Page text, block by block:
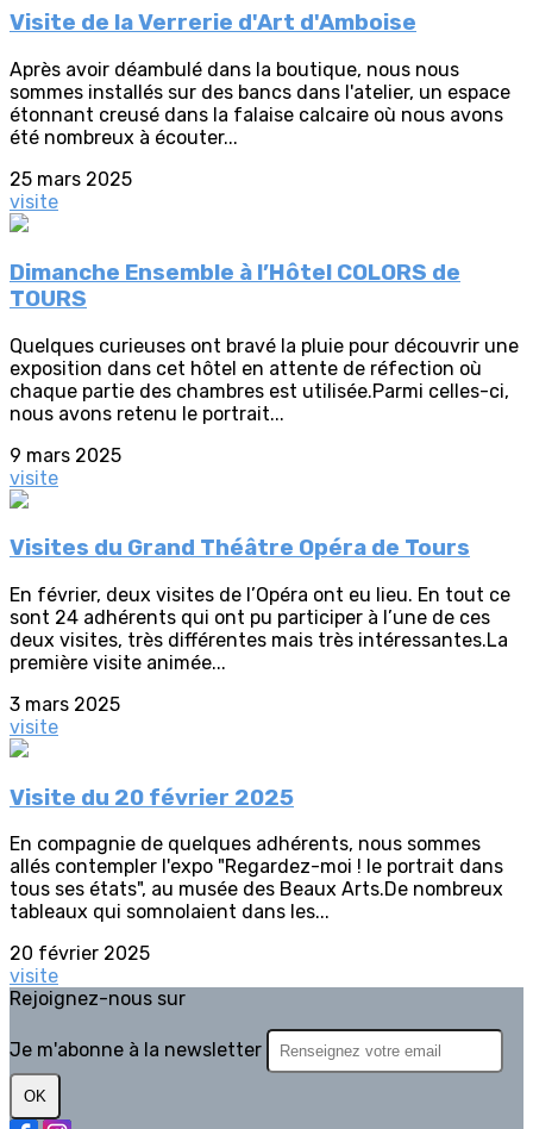
Visite de la Verrerie d'Art d'Amboise
Après avoir déambulé dans la boutique, nous nous
sommes installés sur des bancs dans l'atelier, un espace
étonnant creusé dans la falaise calcaire où nous avons
été nombreux à écouter...
25 mars 2025
visite
Dimanche Ensemble à l’Hôtel COLORS de
TOURS
Quelques curieuses ont bravé la pluie pour découvrir une
exposition dans cet hôtel en attente de réfection où
chaque partie des chambres est utilisée.Parmi celles-ci,
nous avons retenu le portrait...
9 mars 2025
visite
Visites du Grand Théâtre Opéra de Tours
En février, deux visites de l’Opéra ont eu lieu. En tout ce
sont 24 adhérents qui ont pu participer à l’une de ces
deux visites, très différentes mais très intéressantes.La
première visite animée...
3 mars 2025
visite
Visite du 20 février 2025
En compagnie de quelques adhérents, nous sommes
allés contempler l'expo "Regardez-moi ! le portrait dans
tous ses états", au musée des Beaux Arts.De nombreux
tableaux qui somnolaient dans les...
20 février 2025
visite
Rejoignez-nous sur
Je m'abonne à la newsletter
OK